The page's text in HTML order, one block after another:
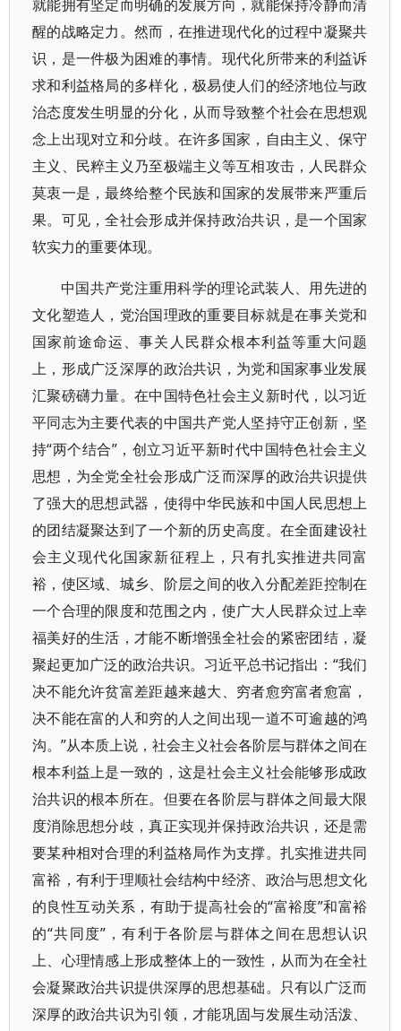
就能拥有坚定而明确的发展方向，就能保持冷静而清
醒的战略定力。然而，在推进现代化的过程中凝聚共
识，是一件极为困难的事情。现代化所带来的利益诉
求和利益格局的多样化，极易使人们的经济地位与政
治态度发生明显的分化，从而导致整个社会在思想观
念上出现对立和分歧。在许多国家，自由主义、保守
主义、民粹主义乃至极端主义等互相攻击，人民群众
莫衷一是，最终给整个民族和国家的发展带来严重后
果。可见，全社会形成并保持政治共识，是一个国家
软实力的重要体现。
中国共产党注重用科学的理论武装人、用先进的
文化塑造人，党治国理政的重要目标就是在事关党和
国家前途命运、事关人民群众根本利益等重大问题
上，形成广泛深厚的政治共识，为党和国家事业发展
汇聚磅礴力量。在中国特色社会主义新时代，以习近
平同志为主要代表的中国共产党人坚持守正创新，坚
持“两个结合”，创立习近平新时代中国特色社会主义
思想，为全党全社会形成广泛而深厚的政治共识提供
了强大的思想武器，使得中华民族和中国人民思想上
的团结凝聚达到了一个新的历史高度。在全面建设社
会主义现代化国家新征程上，只有扎实推进共同富
裕，使区域、城乡、阶层之间的收入分配差距控制在
一个合理的限度和范围之内，使广大人民群众过上幸
福美好的生活，才能不断增强全社会的紧密团结，凝
聚起更加广泛的政治共识。习近平总书记指出：“我们
决不能允许贫富差距越来越大、穷者愈穷富者愈富，
决不能在富的人和穷的人之间出现一道不可逾越的鸿
沟。”从本质上说，社会主义社会各阶层与群体之间在
根本利益上是一致的，这是社会主义社会能够形成政
治共识的根本所在。但要在各阶层与群体之间最大限
度消除思想分歧，真正实现并保持政治共识，还是需
要某种相对合理的利益格局作为支撑。扎实推进共同
富裕，有利于理顺社会结构中经济、政治与思想文化
的良性互动关系，有助于提高社会的“富裕度”和富裕
的“共同度”，有利于各阶层与群体之间在思想认识
上、心理情感上形成整体上的一致性，从而为在全社
会凝聚政治共识提供深厚的思想基础。只有以广泛而
深厚的政治共识为引领，才能巩固与发展生动活泼、